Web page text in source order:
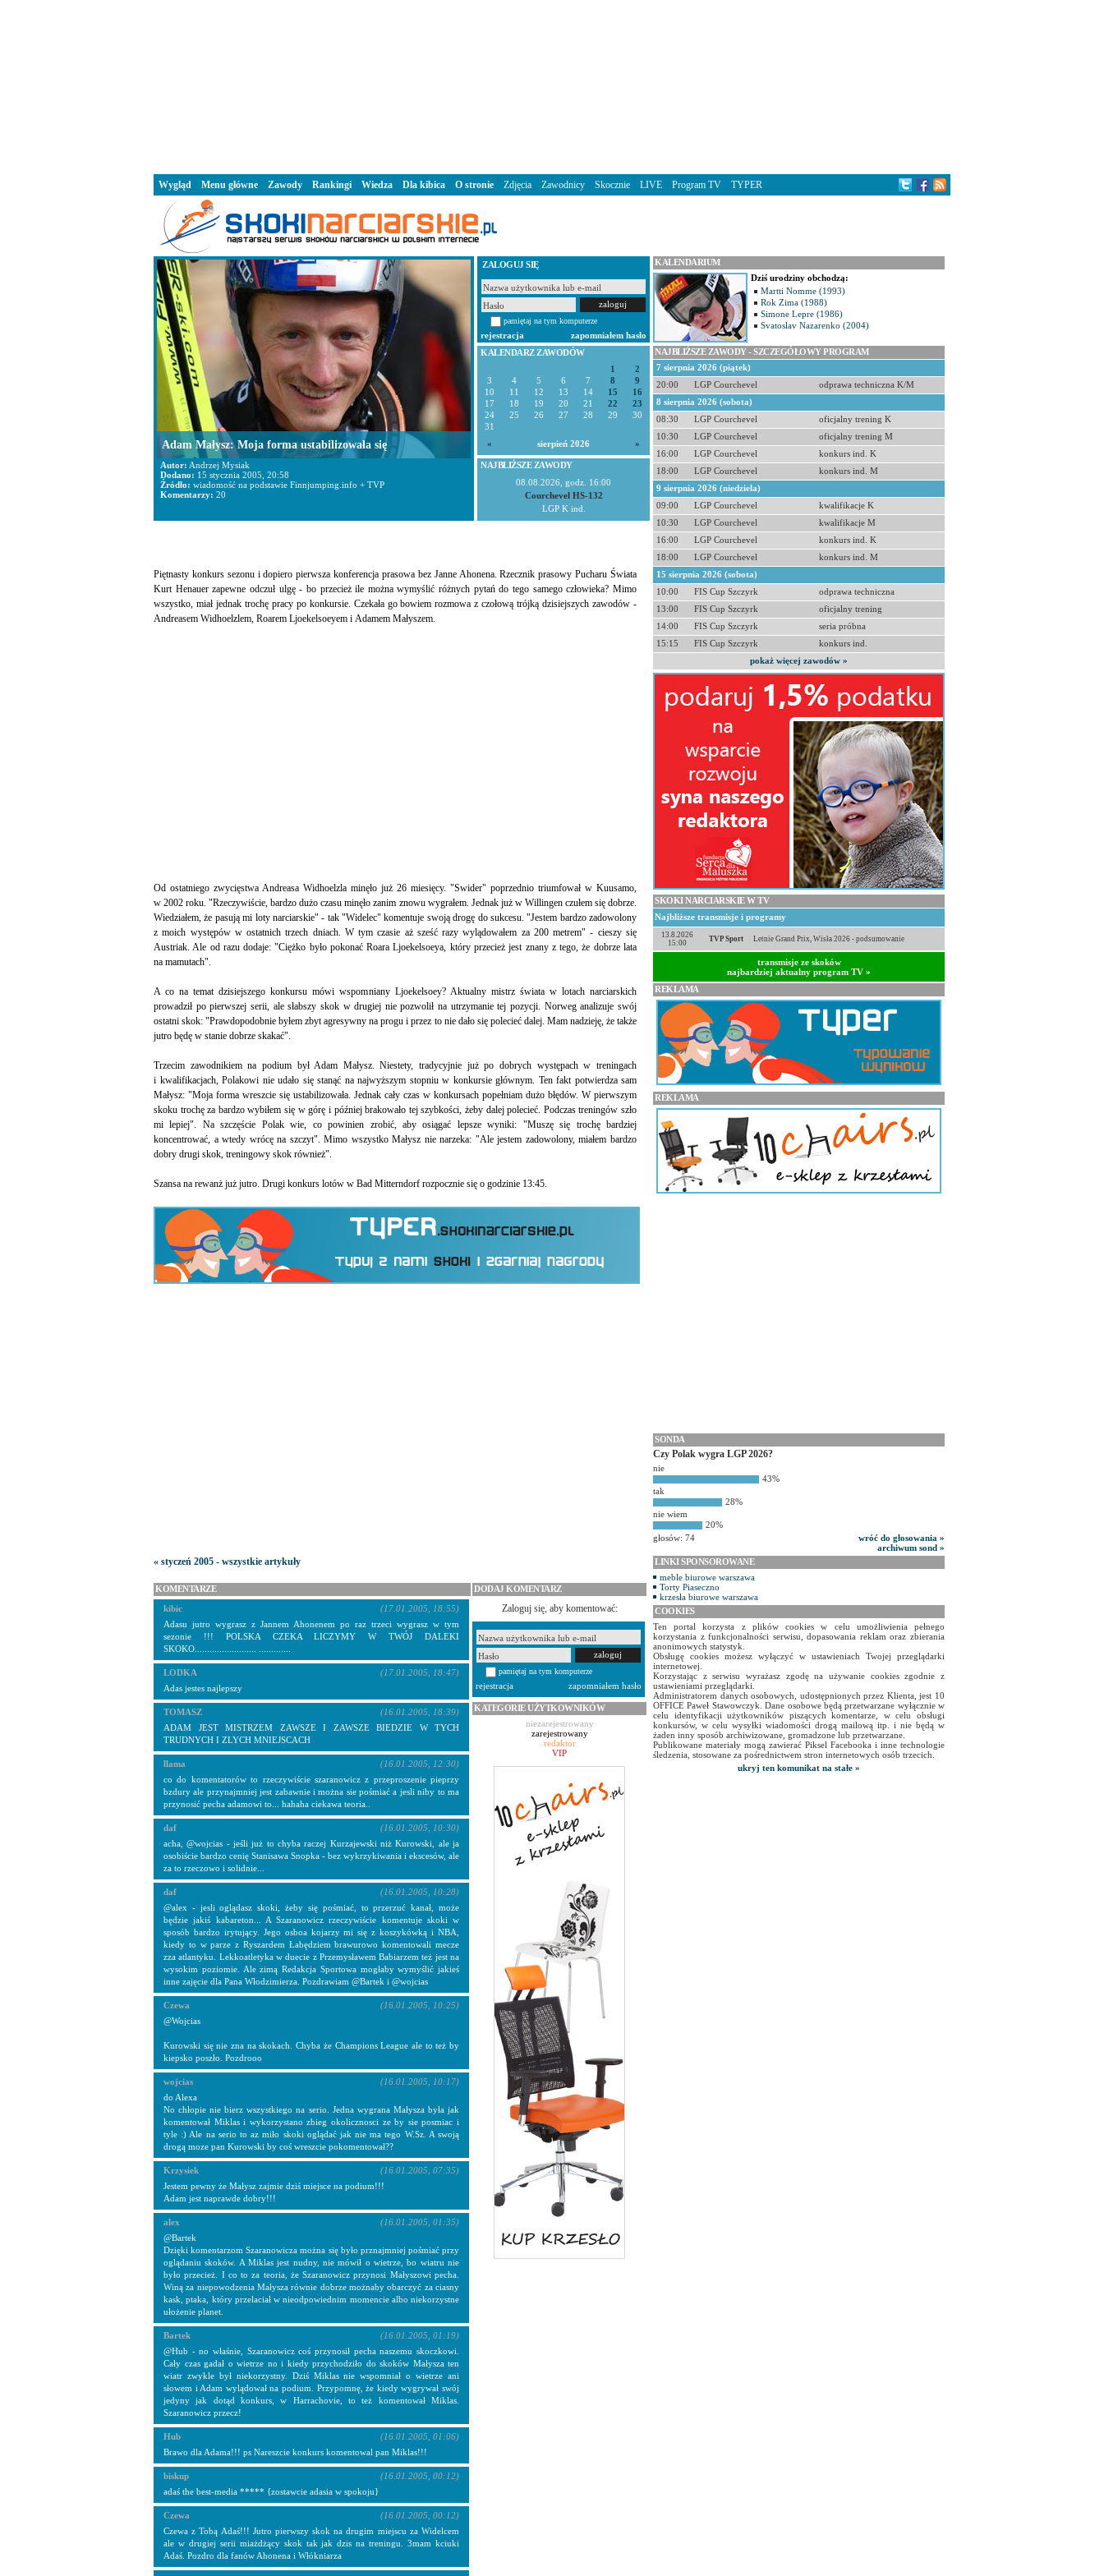
ZALOGUJ SIĘ
pamiętaj na tym komputerze
rejestracja
zapomniałem hasło
KALENDARZ ZAWODÓW
1
2
3
4 5 6 7 8
9
10
11 12 13 14 15
16
17
18 19 20 21 22
23
24
25 26 27 28 29
30
31
«
sierpień 2026 »
NAJBLIŻSZE ZAWODY
08.08.2026, godz. 16:00
Courchevel HS-132
LGP K ind.
Piętnasty konkurs sezonu i dopiero pierwsza konferencja prasowa bez Janne Ahonena. Rzecznik prasowy Pucharu Świata
Kurt Henauer zapewne odczuł ulgę - bo przecież ile można wymyślić różnych pytań do tego samego człowieka? Mimo
wszystko, miał jednak trochę pracy po konkursie. Czekała go bowiem rozmowa z czołową trójką dzisiejszych zawodów -
Andreasem Widhoelzlem, Roarem Ljoekelsoeyem i Adamem Małyszem.
Od ostatniego zwycięstwa Andreasa Widhoelzla minęło już 26 miesięcy. "Swider" poprzednio triumfował w Kuusamo,
w 2002 roku. "Rzeczywiście, bardzo dużo czasu minęło zanim znowu wygrałem. Jednak już w Willingen czułem się dobrze.
Wiedziałem, że pasują mi loty narciarskie" - tak "Widelec" komentuje swoją drogę do sukcesu. "Jestem bardzo zadowolony
z moich występów w ostatnich trzech dniach. W tym czasie aż sześć razy wylądowałem za 200 metrem" - cieszy się
Austriak. Ale od razu dodaje: "Ciężko było pokonać Roara Ljoekelsoeya, który przecież jest znany z tego, że dobrze lata
na mamutach".
A co na temat dzisiejszego konkursu mówi wspomniany Ljoekelsoey? Aktualny mistrz świata w lotach narciarskich
prowadził po pierwszej serii, ale słabszy skok w drugiej nie pozwolił na utrzymanie tej pozycji. Norweg analizuje swój
ostatni skok: "Prawdopodobnie byłem zbyt agresywny na progu i przez to nie dało się polecieć dalej. Mam nadzieję, że także
jutro będę w stanie dobrze skakać".
Trzecim zawodnikiem na podium był Adam Małysz. Niestety, tradycyjnie już po dobrych występach w treningach
i kwalifikacjach, Polakowi nie udało się stanąć na najwyższym stopniu w konkursie głównym. Ten fakt potwierdza sam
Małysz: "Moja forma wreszcie się ustabilizowała. Jednak cały czas w konkursach popełniam dużo błędów. W pierwszym
skoku trochę za bardzo wybiłem się w górę i później brakowało tej szybkości, żeby dalej polecieć. Podczas treningów szło
mi lepiej". Na szczęście Polak wie, co powinien zrobić, aby osiągać lepsze wyniki: "Muszę się trochę bardziej
koncentrować, a wtedy wrócę na szczyt". Mimo wszystko Małysz nie narzeka: "Ale jestem zadowolony, miałem bardzo
dobry drugi skok, treningowy skok również".
Szansa na rewanż już jutro. Drugi konkurs lotów w Bad Mitterndorf rozpocznie się o godzinie 13:45.
« styczeń 2005 - wszystkie artykuły
KOMENTARZE
kibic
Adasu jutro wygrasz z Jannem Ahonenem po raz trzeci wygrasz w tym
sezonie !!! POLSKA CZEKA LICZYMY W TWÓJ DALEKI
SKOKO......................... .............
(17.01.2005, 18:55)
LODKA
Adas jestes najlepszy
(17.01.2005, 18:47)
TOMASZ
ADAM JEST MISTRZEM ZAWSZE I ZAWSZE BIEDZIE W TYCH
TRUDNYCH I ZLYCH MNIEJSCACH
(16.01.2005, 18:39)
llama
co do komentatorów to rzeczywiście szaranowicz z przeproszenie pieprzy
bzdury ale przynajmniej jest zabawnie i można sie pośmiać a jesli niby to ma
przynosić pecha adamowi to... hahaha ciekawa teoria..
(16.01.2005, 12:30)
daf
acha, @wojcias - jeśli już to chyba raczej Kurzajewski niż Kurowski, ale ja
osobiście bardzo cenię Stanisawa Snopka - bez wykrzykiwania i ekscesów, ale
za to rzeczowo i solidnie...
(16.01.2005, 10:30)
daf
@alex - jesli oglądasz skoki, żeby się pośmiać, to przerzuć kanał, może
będzie jakiś kabareton... A Szaranowicz rzeczywiście komentuje skoki w
sposób bardzo irytujący. Jego osboa kojarzy mi się z koszykówką i NBA,
kiedy to w parze z Ryszardem Łabędziem brawurowo komentowali mecze
zza atlantyku. Lekkoatletyka w duecie z Przemysławem Babiarzem też jest na
wysokim poziomie. Ale zimą Redakcja Sportowa mogłaby wymyślić jakieś
inne zajęcie dla Pana Włodzimierza. Pozdrawiam @Bartek i @wojcias
(16.01.2005, 10:28)
Czewa
@Wojcias
Kurowski się nie zna na skokach. Chyba że Champions League ale to też by
kiepsko poszło. Pozdrooo
(16.01.2005, 10:25)
wojcias
do Alexa
No chłopie nie bierz wszystkiego na serio. Jedna wygrana Małysza była jak
komentował Miklas i wykorzystano zbieg okolicznosci ze by sie posmiac i
tyle :) Ale na serio to az miło skoki oglądać jak nie ma tego W.Sz. A swoją
drogą moze pan Kurowski by coś wreszcie pokomentował??
(16.01.2005, 10:17)
Krzysiek
Jestem pewny że Małysz zajmie dziś miejsce na podium!!!
Adam jest naprawde dobry!!!
(16.01.2005, 07:35)
alex
@Bartek
Dzięki komentarzom Szaranowicza można się było prznajmniej pośmiać przy
oglądaniu skoków. A Miklas jest nudny, nie mówił o wietrze, bo wiatru nie
było przecież. I co to za teoria, że Szaranowicz przynosi Małyszowi pecha.
Winą za niepowodzenia Małysza równie dobrze możnaby obarczyć za ciasny
kask, ptaka, który przelaciał w nieodpowiednim momencie albo niekorzystne
ułożenie planet.
(16.01.2005, 01:35)
Bartek
@Hub - no właśnie, Szaranowicz coś przynosił pecha naszemu skoczkowi.
Cały czas gadał o wietrze no i kiedy przychodziło do skoków Małysza ten
wiatr zwykle był niekorzystny. Dziś Miklas nie wspomniał o wietrze ani
słowem i Adam wylądował na podium. Przypomnę, że kiedy wygrywał swój
jedyny jak dotąd konkurs, w Harrachovie, to też komentował Miklas.
Szaranowicz przecz!
(16.01.2005, 01:19)
Hub
Brawo dla Adama!!! ps Nareszcie konkurs komentowal pan Miklas!!!
(16.01.2005, 01:06)
biskup
adaś the best-media ***** {zostawcie adasia w spokoju}
(16.01.2005, 00:12)
Czewa
Czewa z Tobą Adaś!!! Jutro pierwszy skok na drugim miejscu za Widelcem
ale w drugiej serii miażdżący skok tak jak dzis na treningu. 3mam kciuki
Adaś. Pozdro dla fanów Ahonena i Włókniarza
(16.01.2005, 00:12)
DODAJ KOMENTARZ
Zaloguj się, aby komentować:
pamiętaj na tym komputerze
rejestracja
zapomniałem hasło
KATEGORIE UŻYTKOWNIKÓW
niezarejestrowany
zarejestrowany
redaktor
VIP
Adam Małysz: Moja forma ustabilizowała się
Autor: Andrzej Mysiak
Dodano: 15 stycznia 2005, 20:58
Źródło: wiadomość na podstawie Finnjumping.info + TVP
Komentarzy: 20
KALENDARIUM
Dziś urodziny obchodzą:
Martti Nomme (1993)
Rok Zima (1988)
Simone Lepre (1986)
Svatoslav Nazarenko (2004)
NAJBLIŻSZE ZAWODY - SZCZEGÓŁOWY PROGRAM
7 sierpnia 2026 (piątek)
20:00
LGP Courchevel
odprawa techniczna K/M
8 sierpnia 2026 (sobota)
08:30
LGP Courchevel
oficjalny trening K
10:30
LGP Courchevel
oficjalny trening M
16:00
LGP Courchevel
konkurs ind. K
18:00
LGP Courchevel
konkurs ind. M
9 sierpnia 2026 (niedziela)
09:00
LGP Courchevel
kwalifikacje K
10:30
LGP Courchevel
kwalifikacje M
16:00
LGP Courchevel
konkurs ind. K
18:00
LGP Courchevel
konkurs ind. M
15 sierpnia 2026 (sobota)
10:00
FIS Cup Szczyrk
odprawa techniczna
13:00
FIS Cup Szczyrk
oficjalny trening
14:00
FIS Cup Szczyrk
seria próbna
15:15
FIS Cup Szczyrk
konkurs ind.
pokaż więcej zawodów »
SKOKI NARCIARSKIE W TV
Najbliższe transmisje i programy
13.8.2026
15:00
TVP Sport Letnie Grand Prix, Wisła 2026 - podsumowanie
transmisje ze skoków
najbardziej aktualny program TV »
REKLAMA
REKLAMA
SONDA
Czy Polak wygra LGP 2026?
nie
43%
tak
28%
nie wiem
20%
głosów: 74
wróć do głosowania »
archiwum sond »
LINKI SPONSOROWANE
meble biurowe warszawa
Torty Piaseczno
krzesła biurowe warszawa
COOKIES
Ten portal korzysta z plików cookies w celu umożliwienia pełnego
korzystania z funkcjonalności serwisu, dopasowania reklam oraz zbierania
anonimowych statystyk.
Obsługę cookies możesz wyłączyć w ustawieniach Twojej przeglądarki
internetowej.
Korzystając z serwisu wyrażasz zgodę na używanie cookies zgodnie z
ustawieniami przeglądarki.
Administratorem danych osobowych, udostępnionych przez Klienta, jest 10
OFFICE Paweł Stawowczyk. Dane osobowe będą przetwarzane wyłącznie w
celu identyfikacji użytkowników piszących komentarze, w celu obsługi
konkursów, w celu wysyłki wiadomości drogą mailową itp. i nie będą w
żaden inny sposób archiwizowane, gromadzone lub przetwarzane.
Publikowane materiały mogą zawierać Piksel Facebooka i inne technologie
śledzenia, stosowane za pośrednictwem stron internetowych osób trzecich.
ukryj ten komunikat na stałe »
Wygląd Menu główne Zawody Rankingi Wiedza Dla kibica O stronie Zdjęcia Zawodnicy Skocznie LIVE Program TV TYPER